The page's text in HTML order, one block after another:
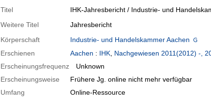
Titel
IHK-Jahresbericht / Industrie- und
Weitere Titel
Jahresbericht
Körperschaft
Industrie- und Handelskammer Aachen
Erschienen
Aachen : IHK, Nachgewiesen 2011(2012) -,
Erscheinungsfrequenz
Unknown
Erscheinungsweise
Frühere Jg. online nicht mehr verfügbar
Umfang
Online-Ressource